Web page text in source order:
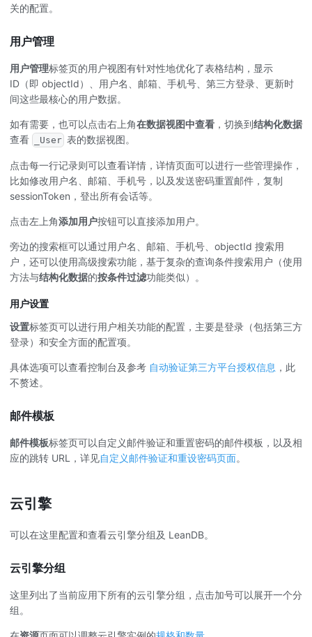
关的配置。
用户管理
用户管理标签页的用户视图有针对性地优化了表格结构，显示
ID（即 objectId）、用户名、邮箱、手机号、第三方登录、更新时
间这些最核心的用户数据。
如有需要，也可以点击右上角在数据视图中查看 ，切换到结构化数据
查看
_User 表的数据视图。
点击每一行记录则可以查看详情，详情页面可以进行一些管理操作，
比如修改用户名、邮箱、手机号，以及发送密码重置邮件，复制
sessionToken，登出所有会话等。
点击左上角添加用户按钮可以直接添加用户。
旁边的搜索框可以通过用户名、邮箱、手机号、objectId 搜索用
户，还可以使用高级搜索功能，基于复杂的查询条件搜索用户（使用
方法与结构化数据的按条件过滤功能类似）。
用户设置
设置标签页可以进行用户相关功能的配置，主要是登录（包括第三方
登录）和安全方面的配置项。
具体选项可以查看控制台及参考 自动验证第三方平台授权信息 ，此
不赘述。
邮件模板
邮件模板标签页可以自定义邮件验证和重置密码的邮件模板，以及相
应的跳转 URL，详见自定义邮件验证和重设密码页面。
云引擎
可以在这里配置和查看云引擎分组及 LeanDB。
云引擎分组
这里列出了当前应用下所有的云引擎分组，点击加号可以展开一个分
组。